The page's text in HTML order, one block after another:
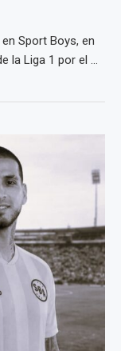
Sport Boys, en
la Liga 1 por el ...